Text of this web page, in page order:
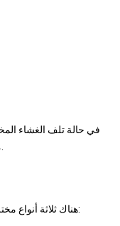
في حالة تلف الغشاء
هناك ثلاثة أنواع مختلفة من التهاب الغشاء المخاطي المعدي المزمن: